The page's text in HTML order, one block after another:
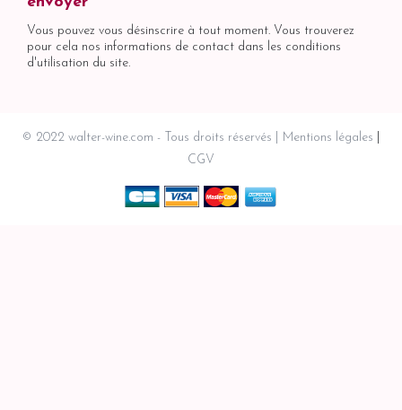
Vous pouvez vous désinscrire à tout moment. Vous trouverez
pour cela nos informations de contact dans les conditions
d'utilisation du site.
© 2022 walter-wine.com - Tous droits réservés
Mentions légales
CGV